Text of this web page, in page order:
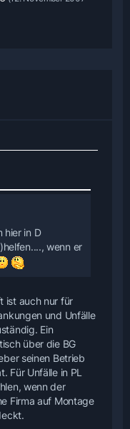
hier in D
wenn er
ist auch nur für
und Unfälle
Ein
über die BG
seinen Betrieb
Für Unfälle in PL
wenn der
Firma auf Montage